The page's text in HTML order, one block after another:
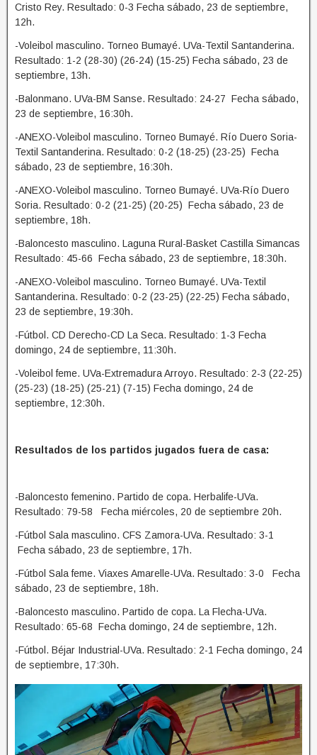
Cristo Rey. Resultado: 0-3 Fecha sábado, 23 de septiembre,
12h.
-Voleibol masculino. Torneo Bumayé. UVa-Textil Santanderina.
Resultado: 1-2 (28-30) (26-24) (15-25) Fecha sábado, 23 de
septiembre, 13h.
-Balonmano. UVa-BM Sanse. Resultado: 24-27 Fecha sábado,
23 de septiembre, 16:30h.
-ANEXO-Voleibol masculino. Torneo Bumayé. Río Duero Soria-
Textil Santanderina. Resultado: 0-2 (18-25) (23-25) Fecha
sábado, 23 de septiembre, 16:30h.
-ANEXO-Voleibol masculino. Torneo Bumayé. UVa-Río Duero
Soria. Resultado: 0-2 (21-25) (20-25) Fecha sábado, 23 de
septiembre, 18h.
-Baloncesto masculino. Laguna Rural-Basket Castilla Simancas
Resultado: 45-66 Fecha sábado, 23 de septiembre, 18:30h.
-ANEXO-Voleibol masculino. Torneo Bumayé. UVa-Textil
Santanderina. Resultado: 0-2 (23-25) (22-25) Fecha sábado,
23 de septiembre, 19:30h.
-Fútbol. CD Derecho-CD La Seca. Resultado: 1-3 Fecha
domingo, 24 de septiembre, 11:30h.
-Voleibol feme. UVa-Extremadura Arroyo. Resultado: 2-3 (22-25)
(25-23) (18-25) (25-21) (7-15) Fecha domingo, 24 de
septiembre, 12:30h.
Resultados de los partidos jugados fuera de casa:
-Baloncesto femenino. Partido de copa. Herbalife-UVa.
Resultado: 79-58 Fecha miércoles, 20 de septiembre 20h.
-Fútbol Sala masculino. CFS Zamora-UVa. Resultado: 3-1
Fecha sábado, 23 de septiembre, 17h.
-Fútbol Sala feme. Viaxes Amarelle-UVa. Resultado: 3-0 Fecha
sábado, 23 de septiembre, 18h.
-Baloncesto masculino. Partido de copa. La Flecha-UVa.
Resultado: 65-68 Fecha domingo, 24 de septiembre, 12h.
-Fútbol. Béjar Industrial-UVa. Resultado: 2-1 Fecha domingo, 24
de septiembre, 17:30h.